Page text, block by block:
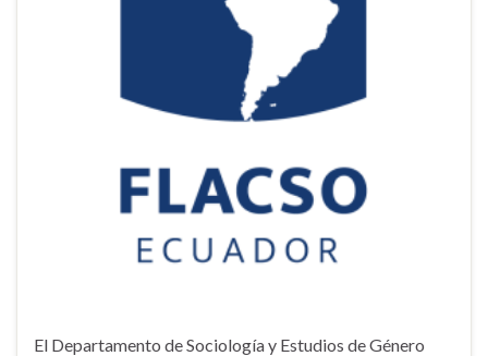
El Departamento de Sociología y Estudios de Género